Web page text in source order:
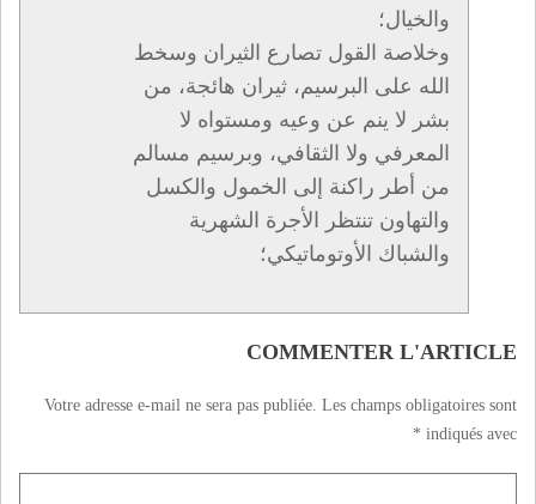
والخيال؛
وخلاصة القول تصارع الثيران وسخط
الله على البرسيم، ثيران هائجة، من
بشر لا ينم عن وعيه ومستواه لا
المعرفي ولا الثقافي، وبرسيم مسالم
من أطر راكنة إلى الخمول والكسل
والتهاون تنتظر الأجرة الشهرية
والشباك الأوتوماتيكي؛
COMMENTER L'ARTICLE
Votre adresse e-mail ne sera pas publiée. Les champs obligatoires sont
indiqués avec
*